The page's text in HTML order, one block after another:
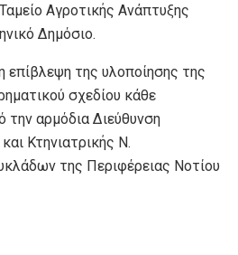
Αγροτικής Ανάπτυξης
Δημόσιο.
επίβλεψη της υλοποίησης της
σχεδίου κάθε
την αρμόδια Διεύθυνση
Κτηνιατρικής Ν.
της Περιφέρειας Νοτίου